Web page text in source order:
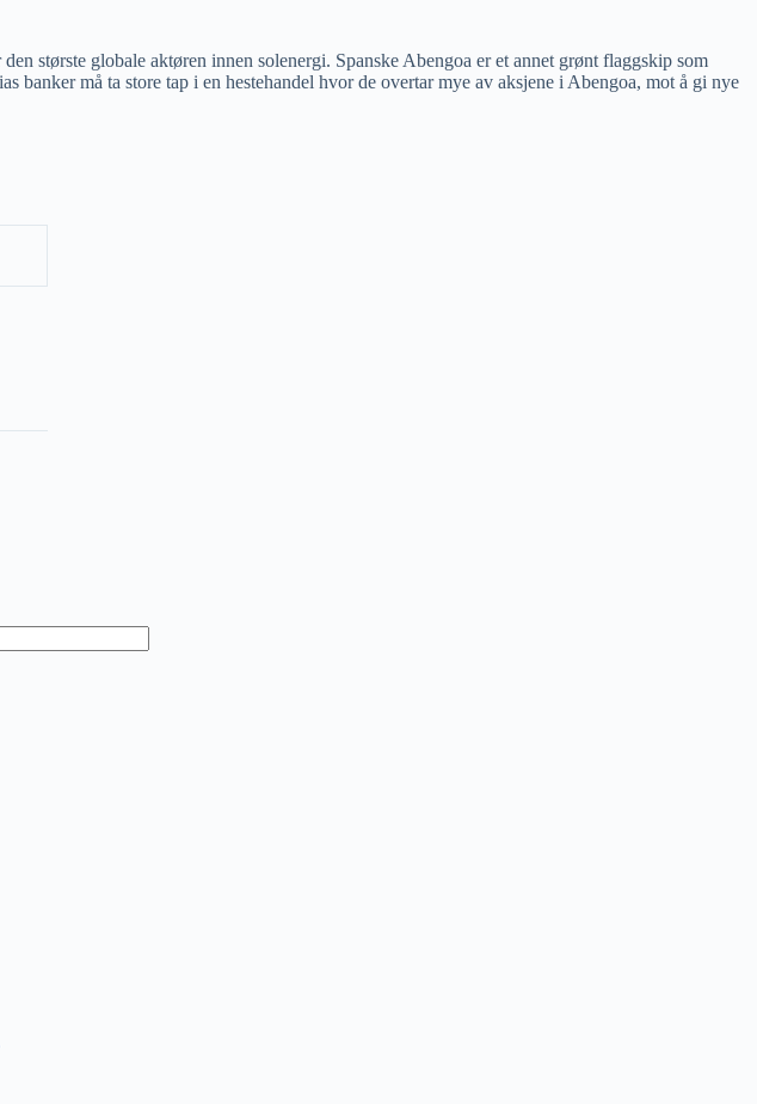
største globale aktøren innen solenergi. Spanske Abengoa er et annet grønt flaggskip som
banker må ta store tap i en hestehandel hvor de overtar mye av aksjene i Abengoa, mot å gi nye